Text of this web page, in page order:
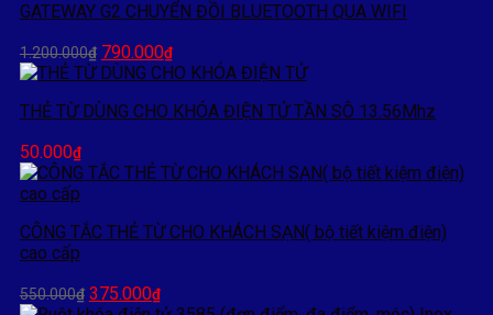
GATEWAY G2 CHUYỂN ĐỒI BLUETOOTH QUA WIFI
1.200.000₫ Giá
gốc
1.200.000₫.
790.000₫Giá
hiện
là:
THẺ TỪ DÙNG CHO KHÓA ĐIỆN TỬ TẦN SÔ 13.56Mhz
50.000₫
CÔNG TẮC THẺ TỪ CHO KHÁCH SẠN( bộ tiết kiệm điện)
cao cấp
550.000₫ Giá
375.000₫Giá